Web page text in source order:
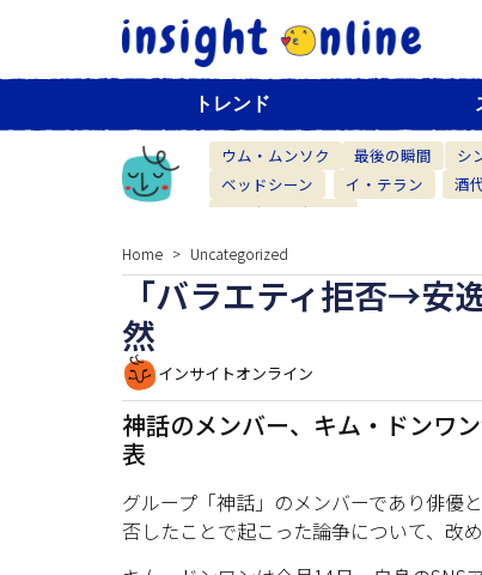
トレンド
ウム・ムンソク 最後の瞬間 シ
ベッドシーン
イ・テラン 酒
ベーカリーカフェ
Home Uncategorized
「バラエティ拒否→安
然
インサイトオンライン
神話のメンバー、キム・ドンワ
表
グループ「神話」のメンバーであり俳優
否したことで起こった論争について、改